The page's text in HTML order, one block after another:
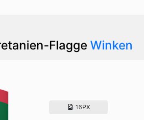
FlaggeWinken
16PX